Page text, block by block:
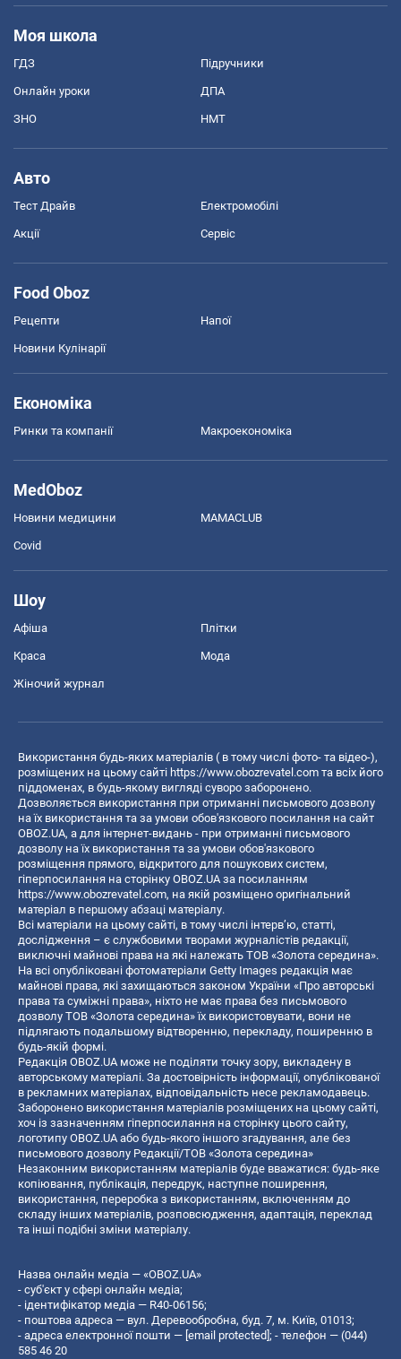
Моя школа
ГДЗ Підручники
Онлайн уроки ДПА
ЗНО НМТ
Авто
Тест Драйв Електромобілі
Акції Сервіс
Food Oboz
Рецепти Напої
Новини Кулінарії
Економіка
Ринки та компанії Макроекономіка
MedOboz
Новини медицини MAMACLUB
Covid
Шоу
Афіша Плітки
Краса Мода
Жіночий журнал
Використання будь-яких матеріалів ( в тому числі фото- та відео-),
розміщених на цьому сайті https://www.obozrevatel.com та всіх його
піддоменах, в будь-якому вигляді суворо заборонено.
Дозволяється використання при отриманні письмового дозволу
на їх використання та за умови обов'язкового посилання на сайт
OBOZ.UA, а для інтернет-видань - при отриманні письмового
дозволу на їх використання та за умови обов'язкового
розміщення прямого, відкритого для пошукових систем,
гіперпосилання на сторінку OBOZ.UA за посиланням
https://www.obozrevatel.com, на якій розміщено оригінальний
матеріал в першому абзаці матеріалу.
Всі матеріали на цьому сайті, в тому числі інтерв’ю, статті,
дослідження – є службовими творами журналістів редакції,
виключні майнові права на які належать ТОВ «Золота середина».
На всі опубліковані фотоматеріали Getty Images редакція має
майнові права, які захищаються законом України «Про авторські
права та суміжні права», ніхто не має права без письмового
дозволу ТОВ «Золота середина» їх використовувати, вони не
підлягають подальшому відтворенню, перекладу, поширенню в
будь-якій формі.
Редакція OBOZ.UA може не поділяти точку зору, викладену в
авторському матеріалі. За достовірність інформації, опублікованої
в рекламних матеріалах, відповідальність несе рекламодавець.
Заборонено використання матеріалів розміщених на цьому сайті,
хоч із зазначенням гіперпосилання на сторінку цього сайту,
логотипу OBOZ.UA або будь-якого іншого згадування, але без
письмового дозволу Редакції/ТОВ «Золота середина»
Незаконним використанням матеріалів буде вважатися: будь-яке
копiювання, публiкацiя, передрук, наступне поширення,
використання, переробка з використанням, включенням до
складу інших матеріалів, розповсюдження, адаптація, переклад
та інші подібні зміни матеріалу.
Назва онлайн медіа — «OBOZ.UA»
- суб'єкт у сфері онлайн медіа;
- ідентифікатор медіа — R40-06156;
- поштова адреса — вул. Деревообробна, буд. 7, м. Київ, 01013;
- адреса електронної пошти — [email protected] ; - телефон — (044)
585 46 20